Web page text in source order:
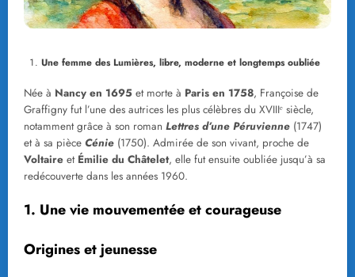
Une femme des Lumières, libre, moderne et longtemps oubliée
Née à Nancy en 1695 et morte à Paris en 1758, Françoise de
Graffigny fut l’une des autrices les plus célèbres du XVIIIᵉ siècle,
notamment grâce à son roman Lettres d’une Péruvienne (1747)
et à sa pièce Cénie (1750). Admirée de son vivant, proche de
Voltaire et Émilie du Châtelet, elle fut ensuite oubliée jusqu’à sa
redécouverte dans les années 1960.
1. Une vie mouvementée et courageuse
Origines et jeunesse